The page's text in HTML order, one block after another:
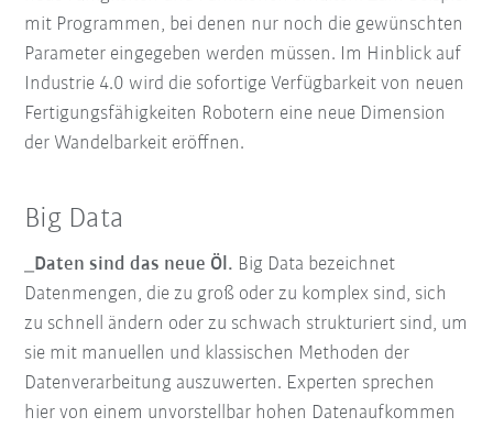
mit Programmen, bei denen nur noch die gewünschten
Parameter eingegeben werden müssen. Im Hinblick auf
Industrie 4.0 wird die sofortige Verfügbarkeit von neuen
Fertigungsfähigkeiten Robotern eine neue Dimension
der Wandelbarkeit eröffnen.
Big Data
_Daten sind das neue Öl. Big Data bezeichnet
Datenmengen, die zu groß oder zu komplex sind, sich
zu schnell ändern oder zu schwach strukturiert sind, um
sie mit manuellen und klassischen Methoden der
Datenverarbeitung auszuwerten. Experten sprechen
hier von einem unvorstellbar hohen Datenaufkommen